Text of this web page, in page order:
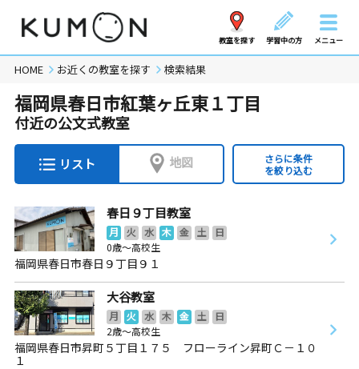
教室を探す 学習中の方 メニュー
HOME お近くの教室を探す 検索結果
福岡県春日市紅葉ヶ丘東１丁目
付近の公文式教室
リスト 地図
さらに条件
を絞り込む
春日９丁目教室
月 火 水 木 金 土
日
0歳～高校生
福岡県春日市春日９丁目９１
大谷教室
月 火 水 木 金 土
日
2歳～高校生
福岡県春日市昇町５丁目１７５ フローライン昇町Ｃ－１０
１